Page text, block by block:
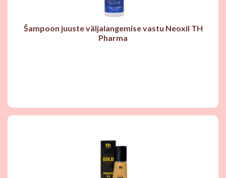
Šampoon juuste väljalangemise vastu Neoxil TH
Pharma